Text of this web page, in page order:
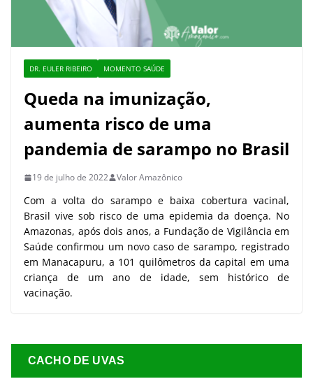
DR. EULER RIBEIRO MOMENTO SAÚDE
Queda na imunização,
aumenta risco de uma
pandemia de sarampo no Brasil
19 de julho de 2022 Valor Amazônico
Com a volta do sarampo e baixa cobertura vacinal,
Brasil vive sob risco de uma epidemia da doença. No
Amazonas, após dois anos, a Fundação de Vigilância em
Saúde confirmou um novo caso de sarampo, registrado
em Manacapuru, a 101 quilômetros da capital em uma
criança de um ano de idade, sem histórico de
vacinação.
CACHO DE UVAS